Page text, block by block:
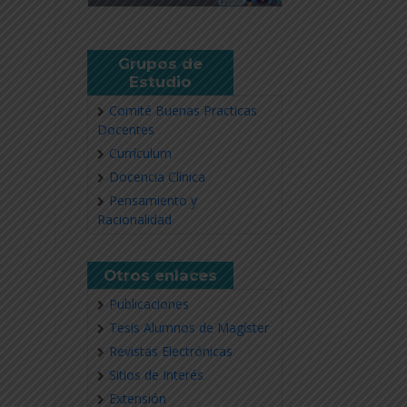
Grupos de
Estudio
Comité Buenas Practicas
Docentes
Currículum
Docencia Clínica
Pensamiento y
Racionalidad
Otros enlaces
Publicaciones
Tesis Alumnos de Magíster
Revistas Electrónicas
Sitios de Interés
Extensión